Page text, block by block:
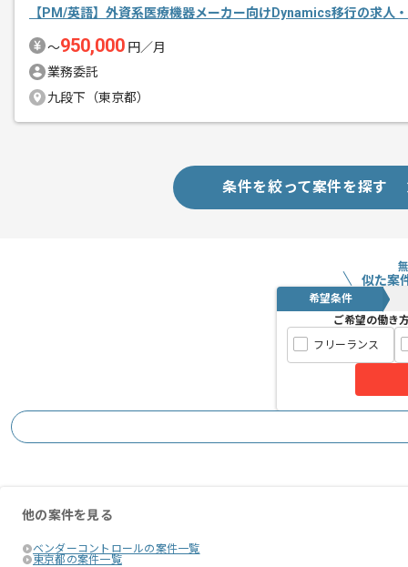
【PM/英語】外資系医療機器メーカー向けDynamics移行の求人
〜950,000 円／月
業務委託
九段下（東京都）
条件を絞って案件を探す
似た案
希望条件
ご希望の働き
フリーランス
他の案件を見る
ベンダーコントロールの案件一覧
東京都の案件一覧